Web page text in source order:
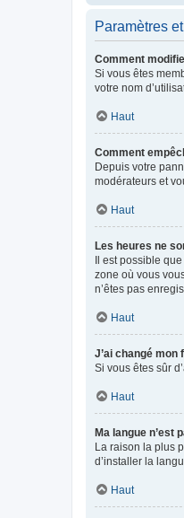
Paramètres
Comment
Si vous êtes
votre nom
Haut
Comment
Depuis votre
modérateurs et
Haut
Les heures ne
Il est possible
zone où vous
n’êtes pas
Haut
J’ai changé
Si vous êtes sûr
Haut
Ma langue n’est
La raison la plus
d’installer la
Haut